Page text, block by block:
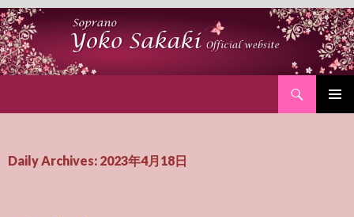
Daily Archives: 2023年4月18日